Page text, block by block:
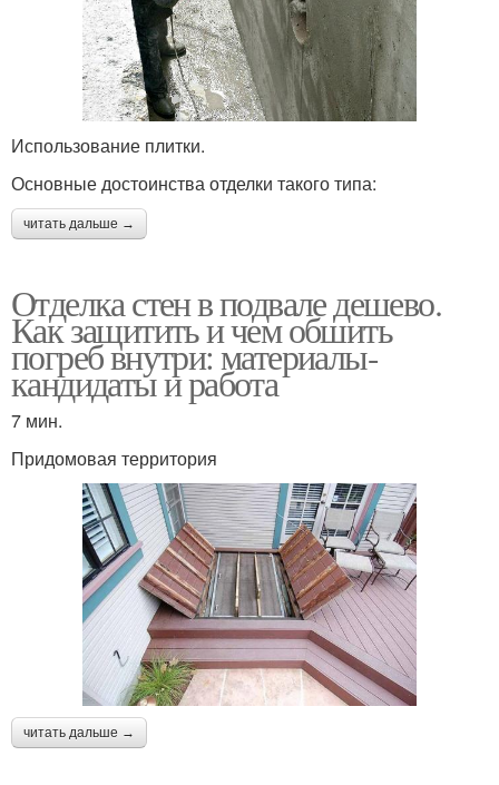
Использование плитки.
Основные достоинства отделки такого типа:
читать дальше →
Отделка стен в подвале дешево.
Как защитить и чем обшить
погреб внутри: материалы-
кандидаты и работа
7 мин.
Придомовая территория
читать дальше →